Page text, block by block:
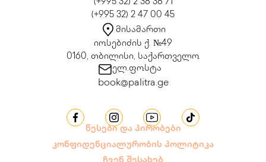
(+995 32) 2 38 38 71
(+995 32) 2 47 00 45
მისამართი
იოსებიძის ქ. №49
0160, თბილისი, საქართველო
ელ.ფოსტა
book@palitra.ge
წესები და პირობები
კონფიდენციალურობის პოლიტიკა
ჩვენ შესახებ